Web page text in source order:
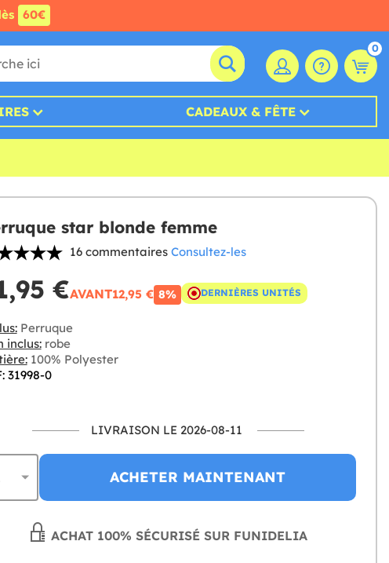
60€
0
CADEAUX & FÊTE
star blonde femme
16 commentaires Consultez-les
€AVANT12,95 € 8% DERNIÈRES UNITÉS
Perruque
inclus:robe
100% Polyester
31998-0
LIVRAISON LE 2026-08-11
ACHETER MAINTENANT
ACHAT 100% SÉCURISÉ SUR FUNIDELIA